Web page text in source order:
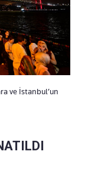
ve İstanbul’un